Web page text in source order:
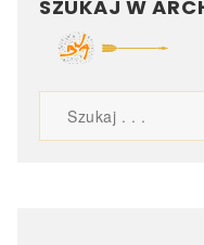
SZUKAJ W